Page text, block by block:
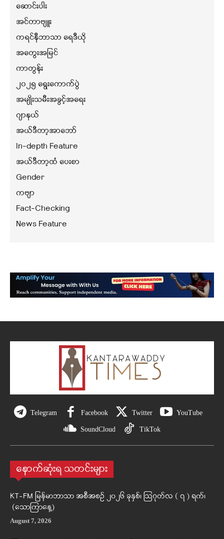
ဆောင်းပါး
အင်တာဗျူး
ကရင်နီဘာသာ ရေဒီယို
အတွေးအမြင်
ကာတွန်း
၂၀၂၅ ရွေးကောက်ပွဲ
အမျိုးသမီးအခွင့်အရေး
ဂျာနယ်
အယ်ဒီတာ့အာဘော်
In-depth Feature
အယ်ဒီတာ့ထံ ပေးစာ
Gender
ကဗျာ
Fact-Checking
News Feature
Telegram Facebook Twitter YouTube
SoundCloud TikTok
နောက်ဆုံးရ သတင်းများ
KT-FM မြန်မာဘာသာ အစီအစဉ် ၂၀၂၆ ခုနှစ်၊ ဩဂုတ်လ ( ၇ ) ရက်၊
(သောကြာနေ့)
August 7, 2026